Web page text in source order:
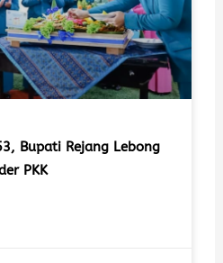
Bupati Rejang Lebong
PKK